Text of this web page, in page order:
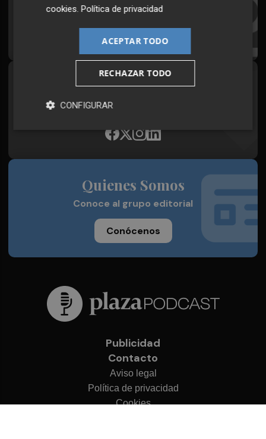
Todos los días a primera hora en tu email
Síguenos en redes
Plaza Podcast, desde cualquier medio
Quienes Somos
Conoce al grupo editorial
Conócenos
Publicidad
Contacto
Aviso legal
Política de privacidad
Cookies
cookies.Política de privacidad
ACEPTAR TODO
RECHAZAR TODO
CONFIGURAR